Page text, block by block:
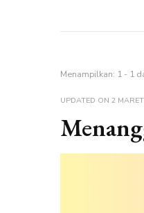
Menampilkan: 1 - 1
UPDATED ON2